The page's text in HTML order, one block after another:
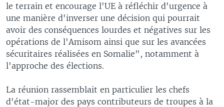
le terrain et encourage l'UE à réfléchir d'urgence à
une manière d'inverser une décision qui pourrait
avoir des conséquences lourdes et négatives sur les
opérations de l'Amisom ainsi que sur les avancées
sécuritaires réalisées en Somalie", notamment à
l'approche des élections.
La réunion rassemblait en particulier les chefs
d'état-major des pays contributeurs de troupes à la